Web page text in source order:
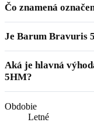
Čo znamená
Je Barum Bravuris
Aká je hlavná
5HM?
Obdobie
Letné